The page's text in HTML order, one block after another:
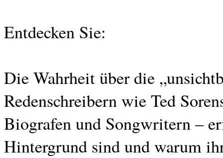
Entdecken Sie:
Die Wahrheit über die
Redenschreibern wie Ted
Biografen und Songwritern –
Hintergrund sind und warum